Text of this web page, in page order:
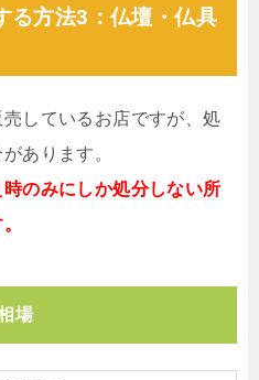
る方法3：仏壇・仏具
しているお店ですが、処
あります。
のみにしか処分しない所
場